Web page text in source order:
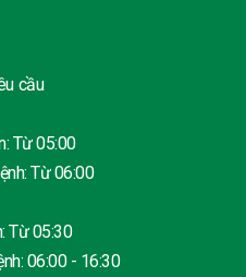
cầu
05:00
Từ 06:00
05:30
06:00 - 16:30